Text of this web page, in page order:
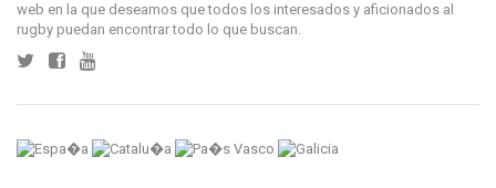
web en la que deseamos que todos los interesados y aficionados al
rugby puedan encontrar todo lo que buscan.